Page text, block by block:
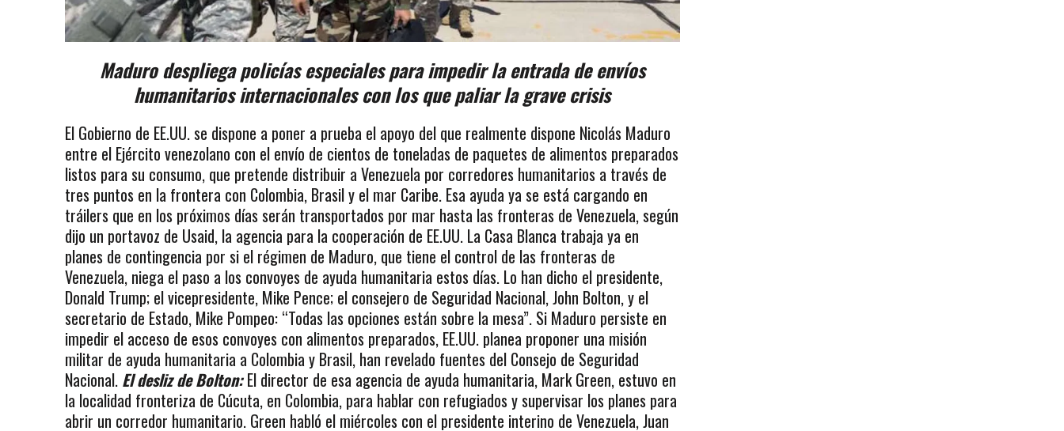
Maduro despliega policías especiales para impedir la entrada de envíos
humanitarios internacionales con los que paliar la grave crisis
El Gobierno de EE.UU. se dispone a poner a prueba el apoyo del que realmente dispone Nicolás Maduro
entre el Ejército venezolano con el envío de cientos de toneladas de paquetes de alimentos preparados
listos para su consumo, que pretende distribuir a Venezuela por corredores humanitarios a través de
tres puntos en la frontera con Colombia, Brasil y el mar Caribe. Esa ayuda ya se está cargando en
tráilers que en los próximos días serán transportados por mar hasta las fronteras de Venezuela, según
dijo un portavoz de Usaid, la agencia para la cooperación de EE.UU. La Casa Blanca trabaja ya en
planes de contingencia por si el régimen de Maduro, que tiene el control de las fronteras de
Venezuela, niega el paso a los convoyes de ayuda humanitaria estos días. Lo han dicho el presidente,
Donald Trump; el vicepresidente, Mike Pence; el consejero de Seguridad Nacional, John Bolton, y el
secretario de Estado, Mike Pompeo: “Todas las opciones están sobre la mesa”. Si Maduro persiste en
impedir el acceso de esos convoyes con alimentos preparados, EE.UU. planea proponer una misión
militar de ayuda humanitaria a Colombia y Brasil, han revelado fuentes del Consejo de Seguridad
Nacional. El desliz de Bolton:El director de esa agencia de ayuda humanitaria, Mark Green, estuvo en
la localidad fronteriza de Cúcuta, en Colombia, para hablar con refugiados y supervisar los planes para
abrir un corredor humanitario. Green habló el miércoles con el presidente interino de Venezuela, Juan